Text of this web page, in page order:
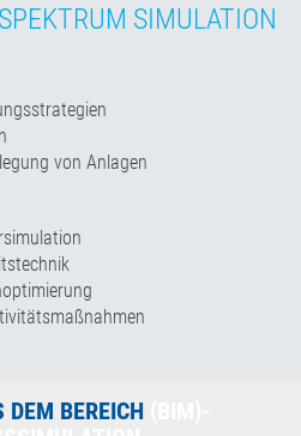
SIMULATION
von Anlagen
DEM BEREICH